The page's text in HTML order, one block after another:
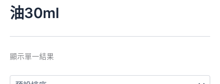
油30ml
顯示單一結果